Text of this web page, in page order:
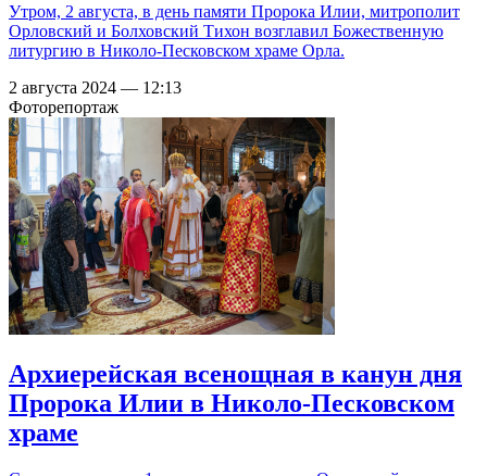
Утром, 2 августа, в день памяти Пророка Илии, митрополит
Орловский и Болховский Тихон возглавил Божественную
литургию в Николо-Песковском храме Орла.
2 августа 2024 — 12:13
Фоторепортаж
Архиерейская всенощная в канун дня
Пророка Илии в Николо-Песковском
храме